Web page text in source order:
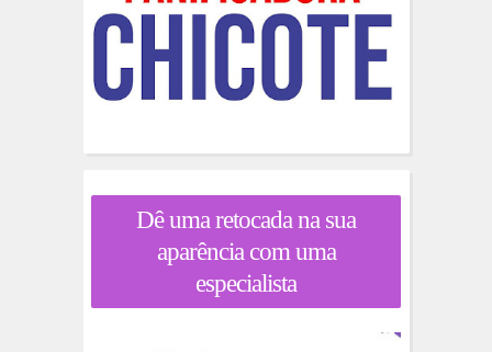
Dê uma retocada na sua
aparência com uma
especialista